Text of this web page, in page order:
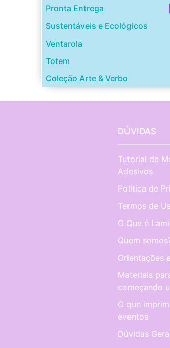
Pronta Entrega
Sustentáveis e Ecológicos
Ventarola
Totem
Coleção Arte & Verbo
DÚVIDAS
Tutorial de
Adesivos
Política de
Termos de
O Que é
Quem
Orientações
Materiais
começando
O que
eventos
Dúvidas